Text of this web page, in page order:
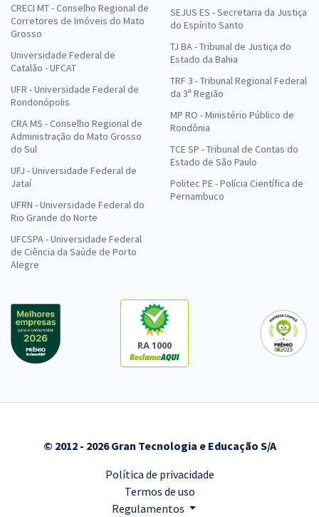
CRECI MT - Conselho Regional de
Corretores de Imóveis do Mato
Grosso
Universidade Federal de
Catalão - UFCAT
UFR - Universidade Federal de
Rondonópolis
CRA MS - Conselho Regional de
Administração do Mato Grosso
do Sul
UFJ - Universidade Federal de
Jataí
UFRN - Universidade Federal do
Rio Grande do Norte
UFCSPA - Universidade Federal
de Ciência da Saúde de Porto
Alegre
SEJUS ES - Secretaria da Justiça
do Espírito Santo
TJ BA - Tribunal de Justiça do
Estado da Bahia
TRF 3 - Tribunal Regional Federal
da 3ª Região
MP RO - Ministério Público de
Rondônia
TCE SP - Tribunal de Contas do
Estado de São Paulo
Politec PE - Polícia Científica de
Pernambuco
RA 1000
© 2012 - 2026 Gran Tecnologia e Educação S/A
Política de privacidade
Termos de uso
Regulamentos